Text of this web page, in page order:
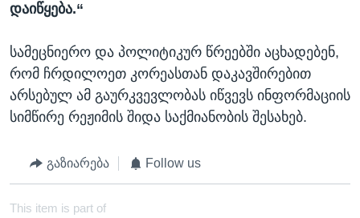
დაიწყება.“
სამეცნიერო და პოლიტიკურ წრეებში აცხადებენ,
რომ ჩრდილოეთ კორეასთან დაკავშირებით
არსებულ ამ გაურკვევლობას იწვევს ინფორმაციის
სიმწირე რეჟიმის შიდა საქმიანობის შესახებ.
გაზიარება Follow us
This item is part of